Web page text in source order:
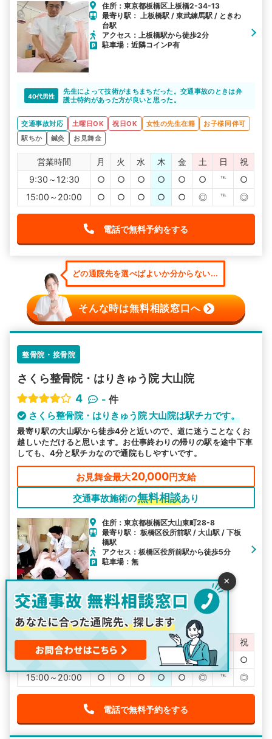
住所：東京都板橋区上板橋2-34-13
最寄り駅： 上板橋駅 / 東武練馬駅 / ときわ
台駅
アクセス：上板橋駅から徒歩2分
駐車場：近隣コインP有
40代男性
先生によって技術がまちまちだった。交通事故のときは弁
護士特約があった方が良いと思った。
交通事故対応 土曜日OK 祝日OK 女性の先生在籍
お子様同伴可
駅ちか
鍼灸 お見舞金
営業時間 月 火 水 木 金 土 日
祝
9:30～12:30
○ ○ ○ ○ ○ ○ ℡
○
15:00～20:00
○ ○ ○ ○ ○ ◎ ℡ ◎
電話で無料予約をする
どの通院先を選べばよいか分からない...
そんな時は無料相談窓口へ
整骨院・接骨院
さくら整骨院・はりきゅう院 大山院
4
- 件
さくら整骨院・はりきゅう院 大山院は駅チカです。
最寄り駅の大山駅から徒歩4分と近いので、道に迷うことなくお
越しいただけると思います。お仕事終わりの帰りの駅を途中下車
しても、4分と駅チカなので通院もしやすいです。
お見舞金最大20,000円支給
交通事故施術の無料相談あり
住所：東京都板橋区大山東町28-8
最寄り駅： 板橋区役所前駅 / 大山駅 / 下板
橋駅
アクセス：板橋区役所前駅から徒歩5分
駐車場：無
交通事故対応 土曜日OK 日祝OK 祝日OK
お子様同伴可
駅ちか
鍼灸 お見舞金
営業時間 月 火 水 金 土
祝
9:30～12:30
○ ○ ○ ○ ○ ○
○
15:00～20:00
○ ○ ○ ○ ○ ◎ ℡ ◎
電話で無料予約をする
×